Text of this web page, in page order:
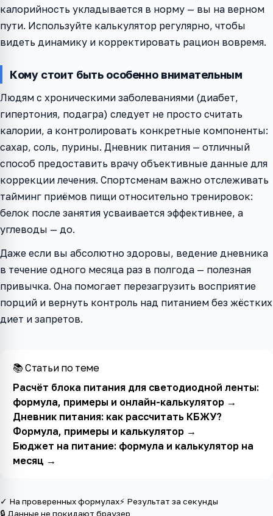
калорийность укладывается в норму — вы на верном
пути. Используйте калькулятор регулярно, чтобы
видеть динамику и корректировать рацион вовремя.
Кому стоит быть особенно внимательным
Людям с хроническими заболеваниями (диабет,
гипертония, подагра) следует не просто считать
калории, а контролировать конкретные компоненты:
сахар, соль, пурины. Дневник питания — отличный
способ предоставить врачу объективные данные для
коррекции лечения. Спортсменам важно отслеживать
тайминг приёмов пищи относительно тренировок:
белок после занятия усваивается эффективнее, а
углеводы — до.
Даже если вы абсолютно здоровы, ведение дневника
в течение одного месяца раз в полгода — полезная
привычка. Она помогает перезагрузить восприятие
порций и вернуть контроль над питанием без жёстких
диет и запретов.
📚 Статьи по теме
Расчёт блока питания для светодиодной ленты:
формула, примеры и онлайн-калькулятор→
Дневник питания: как рассчитать КБЖУ?
Формула, примеры и калькулятор→
Бюджет на питание: формула и калькулятор на
месяц →
✓ На проверенных формулах⚡ Результат за секунды
🔒 Данные не покидают браузер